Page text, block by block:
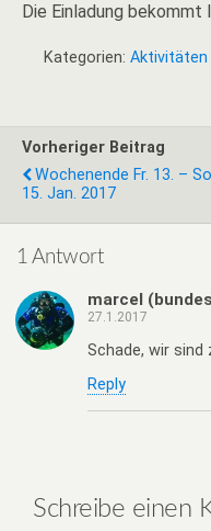
Die Einladung bekommt
Kategorien: Aktivitäten
Vorheriger Beitrag
Wochenende Fr. 13. –
15. Jan. 2017
1 Antwort
marcel
27.1.2017
Schade, wir sind
Reply
Schreibe einen